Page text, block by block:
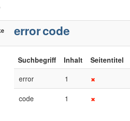
errorcode
Suchbegriff Inhalt
Seitentitel
error
1
code 1